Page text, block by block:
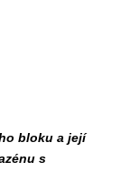
bloku a její
s